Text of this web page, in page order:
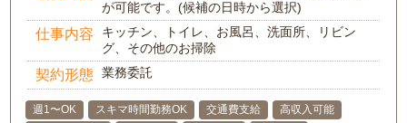
が可能です。(候補の日時から選択)
仕事内容
キッチン、トイレ、お風呂、洗面所、リビン
グ、その他のお掃除
契約形態 業務委託
週1〜OK スキマ時間勤務OK 交通費支給
高収入可能